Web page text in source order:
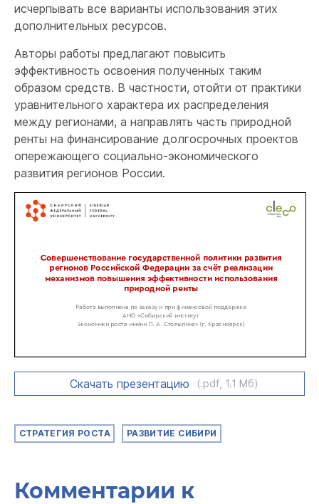
исчерпывать все варианты использования этих
дополнительных ресурсов.
Авторы работы предлагают повысить
эффективность освоения полученных таким
образом средств. В частности, отойти от практики
уравнительного характера их распределения
между регионами, а направлять часть природной
ренты на финансирование долгосрочных проектов
опережающего социально-экономического
развития регионов России.
Скачать презентацию (.pdf, 1.1 Мб)
СТРАТЕГИЯ РОСТА РАЗВИТИЕ СИБИРИ
Комментарии к